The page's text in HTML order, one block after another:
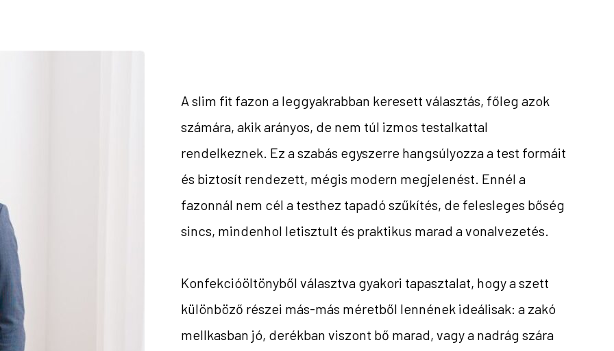
A slim fit fazon a leggyakrabban keresett választás, főleg azok
számára, akik arányos, de nem túl izmos testalkattal
rendelkeznek. Ez a szabás egyszerre hangsúlyozza a test formáit
és biztosít rendezett, mégis modern megjelenést. Ennél a
fazonnál nem cél a testhez tapadó szűkítés, de felesleges bőség
sincs, mindenhol letisztult és praktikus marad a vonalvezetés.
Konfekcióöltönyből választva gyakori tapasztalat, hogy a szett
különböző részei más-más méretből lennének ideálisak: a zakó
mellkasban jó, derékban viszont bő marad, vagy a nadrág szára